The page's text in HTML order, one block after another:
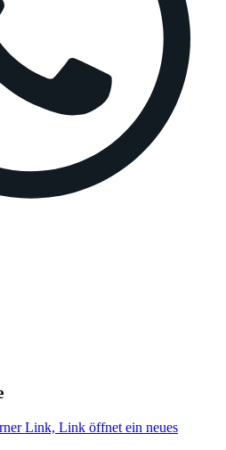
Link, Link öffnet ein neues